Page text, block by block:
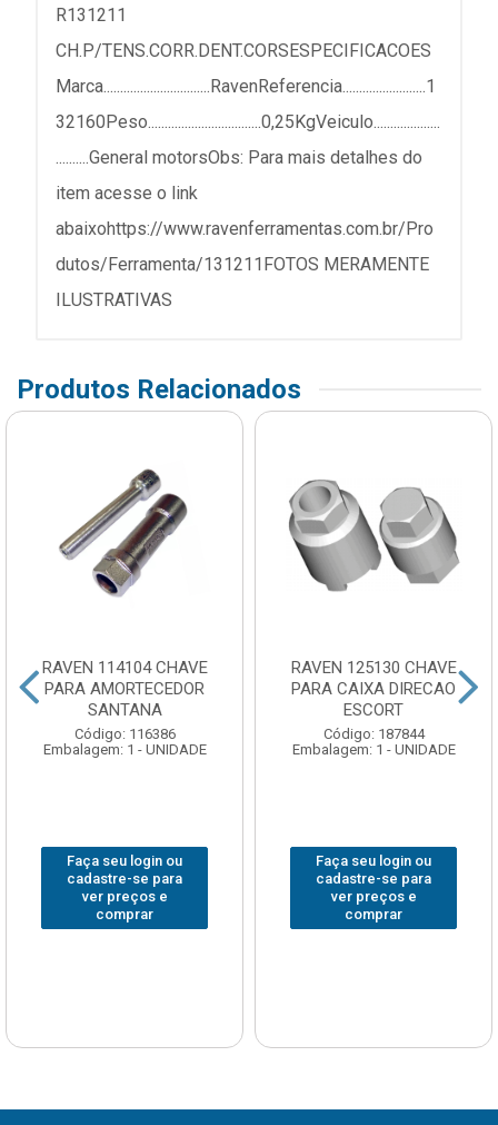
R131211
CH.P/TENS.CORR.DENT.CORSESPECIFICACOES
Marca................................RavenReferencia.........................1
32160Peso..................................0,25KgVeiculo....................
..........General motorsObs: Para mais detalhes do
item acesse o link
abaixohttps://www.ravenferramentas.com.br/Pro
dutos/Ferramenta/131211FOTOS MERAMENTE
ILUSTRATIVAS
Produtos Relacionados
RAVEN 114104 CHAVE
PARA AMORTECEDOR
SANTANA
Código: 116386
Embalagem: 1 - UNIDADE
Faça seu login ou
cadastre-se para
ver preços e
comprar
RAVEN 125130 CHAVE
PARA CAIXA DIRECAO
ESCORT
Código: 187844
Embalagem: 1 - UNIDADE
Faça seu login ou
cadastre-se para
ver preços e
comprar